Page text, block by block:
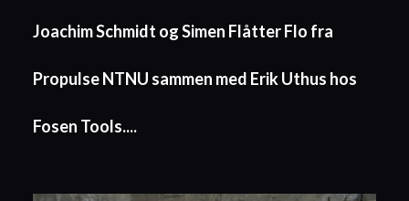
Joachim Schmidt og Simen Flåtter Flo fra
Propulse NTNU sammen med Erik Uthus hos
Fosen Tools....